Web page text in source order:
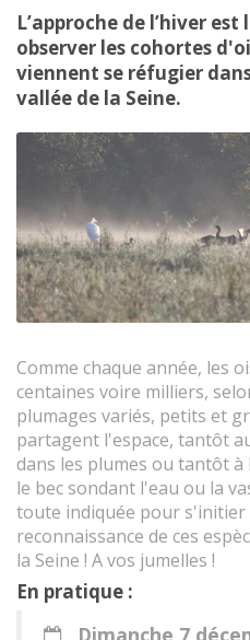
L’approche de l’hiver
observer les cohortes
viennent se réfugier
vallée de la Seine.
Comme chaque année, les
centaines voire milliers,
plumages variés, petits et
partagent l'espace, tantôt
dans les plumes ou tantôt
le bec sondant l'eau ou la
toute indiquée pour
reconnaissance de ces
la Seine ! A vos jumelles !
En pratique :
